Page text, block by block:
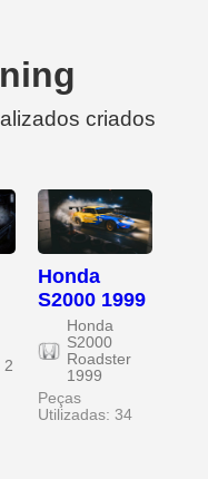
criados
2
Honda
S2000 1999
Honda
S2000
Roadster
1999
Peças
Utilizadas: 34